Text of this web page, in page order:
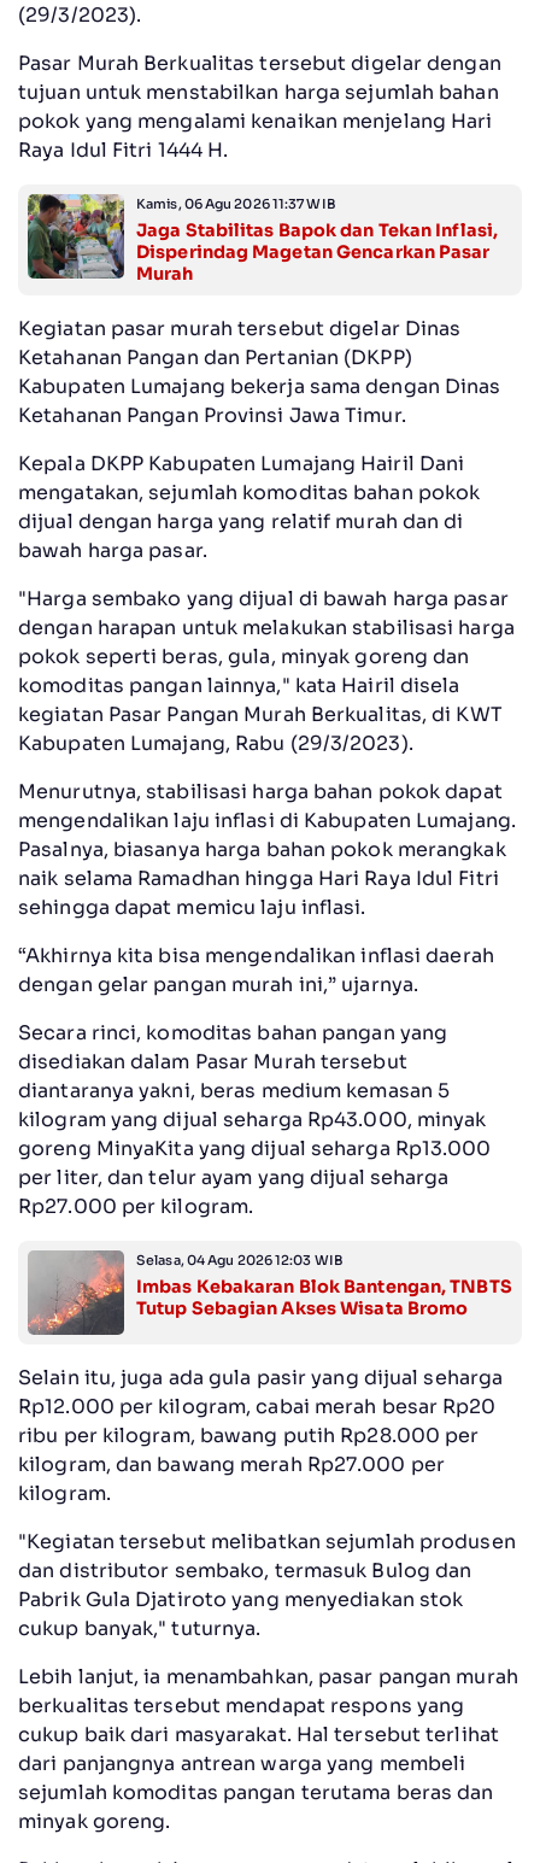
(29/3/2023).
Pasar Murah Berkualitas tersebut digelar dengan
tujuan untuk menstabilkan harga sejumlah bahan
pokok yang mengalami kenaikan menjelang Hari
Raya Idul Fitri 1444 H.
Kamis, 06 Agu 2026 11:37 WIB
Jaga Stabilitas Bapok dan Tekan Inflasi,
Disperindag Magetan Gencarkan Pasar
Murah
Kegiatan pasar murah tersebut digelar Dinas
Ketahanan Pangan dan Pertanian (DKPP)
Kabupaten Lumajang bekerja sama dengan Dinas
Ketahanan Pangan Provinsi Jawa Timur.
Kepala DKPP Kabupaten Lumajang Hairil Dani
mengatakan, sejumlah komoditas bahan pokok
dijual dengan harga yang relatif murah dan di
bawah harga pasar.
"Harga sembako yang dijual di bawah harga pasar
dengan harapan untuk melakukan stabilisasi harga
pokok seperti beras, gula, minyak goreng dan
komoditas pangan lainnya," kata Hairil disela
kegiatan Pasar Pangan Murah Berkualitas, di KWT
Kabupaten Lumajang, Rabu (29/3/2023).
Menurutnya, stabilisasi harga bahan pokok dapat
mengendalikan laju inflasi di Kabupaten Lumajang.
Pasalnya, biasanya harga bahan pokok merangkak
naik selama Ramadhan hingga Hari Raya Idul Fitri
sehingga dapat memicu laju inflasi.
“Akhirnya kita bisa mengendalikan inflasi daerah
dengan gelar pangan murah ini,” ujarnya.
Secara rinci, komoditas bahan pangan yang
disediakan dalam Pasar Murah tersebut
diantaranya yakni, beras medium kemasan 5
kilogram yang dijual seharga Rp43.000, minyak
goreng MinyaKita yang dijual seharga Rp13.000
per liter, dan telur ayam yang dijual seharga
Rp27.000 per kilogram.
Selasa, 04 Agu 2026 12:03 WIB
Imbas Kebakaran Blok Bantengan, TNBTS
Tutup Sebagian Akses Wisata Bromo
Selain itu, juga ada gula pasir yang dijual seharga
Rp12.000 per kilogram, cabai merah besar Rp20
ribu per kilogram, bawang putih Rp28.000 per
kilogram, dan bawang merah Rp27.000 per
kilogram.
"Kegiatan tersebut melibatkan sejumlah produsen
dan distributor sembako, termasuk Bulog dan
Pabrik Gula Djatiroto yang menyediakan stok
cukup banyak," tuturnya.
Lebih lanjut, ia menambahkan, pasar pangan murah
berkualitas tersebut mendapat respons yang
cukup baik dari masyarakat. Hal tersebut terlihat
dari panjangnya antrean warga yang membeli
sejumlah komoditas pangan terutama beras dan
minyak goreng.